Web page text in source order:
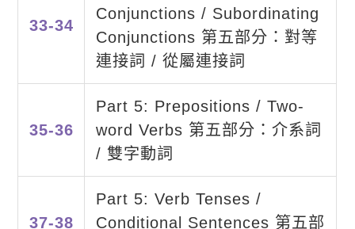
33-34
Conjunctions / Subordinating
Conjunctions 第五部分：對等
連接詞 / 從屬連接詞
35-36
Part 5: Prepositions / Two-
word Verbs 第五部分：介系詞
/ 雙字動詞
37-38
Part 5: Verb Tenses /
Conditional Sentences 第五部